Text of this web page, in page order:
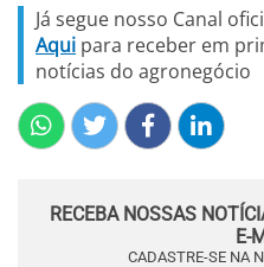
Já segue nosso Canal
Aqui para receber em
notícias do agronegócio
RECEBA NOSSAS
E-
CADASTRE-SE NA